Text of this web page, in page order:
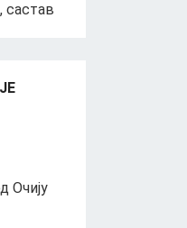
састав
Очију